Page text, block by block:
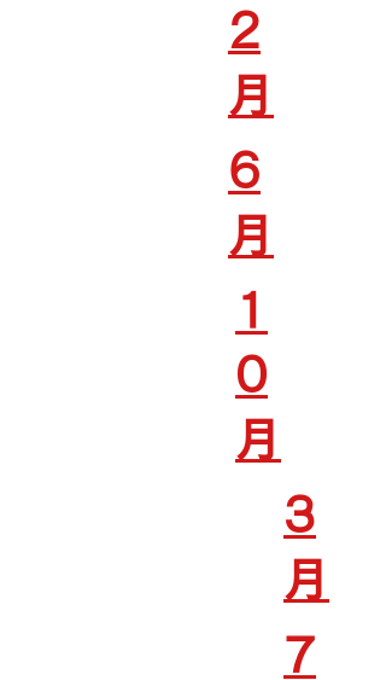
2
月
6
月
1
0
月
3
月
7